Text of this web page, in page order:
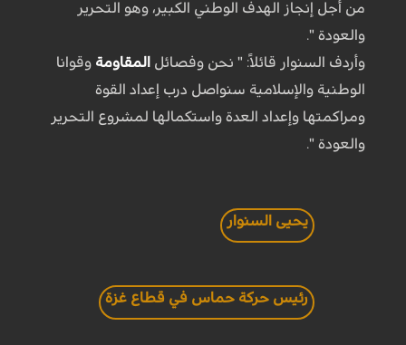
من أجل إنجاز الهدف الوطني الكبير، وهو التحرير
والعودة ".
وأردف السنوار قائلاً: " نحن وفصائل المقاومة وقوانا
الوطنية والإسلامية سنواصل درب إعداد القوة
ومراكمتها وإعداد العدة واستكمالها لمشروع التحرير
والعودة ".
يحيى السنوار
رئيس حركة حماس في قطاع غزة